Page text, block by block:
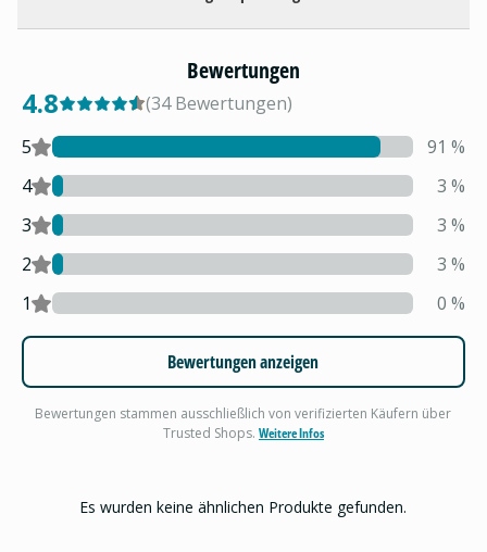
Bewertungen
4.8 (34 Bewertungen)
5
91 %
4
3 %
3
3 %
2
3 %
1
0 %
Bewertungen anzeigen
Bewertungen stammen ausschließlich von verifizierten Käufern über
Trusted Shops. Weitere Infos
Es wurden keine ähnlichen Produkte gefunden.